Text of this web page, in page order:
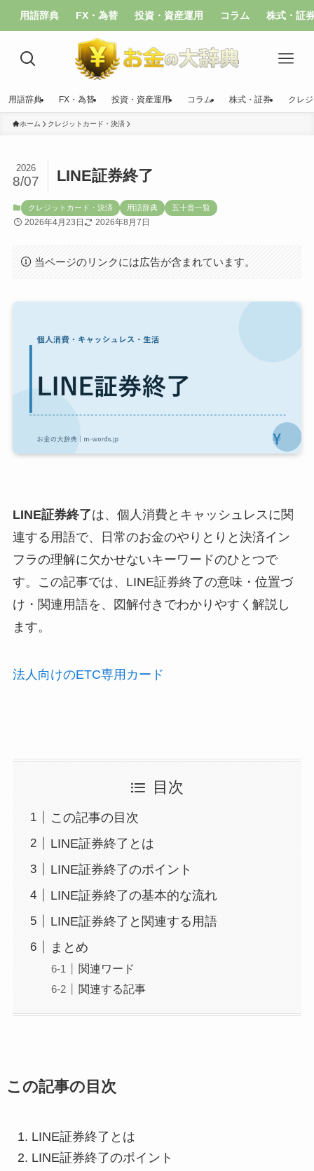
用語辞典 FX・為替 投資・資産運用 コラム 株式・証
用語辞典 FX・為替 投資・資産運用 コラム 株式・証券 クレ
ホーム クレジットカード・決済
LINE証券終了
2026
8/07
クレジットカード・決済 用語辞典 五十音一覧
2026年4月23日 2026年8月7日
当ページのリンクには広告が含まれています。
LINE証券終了は、個人消費とキャッシュレスに関
連する用語で、日常のお金のやりとりと決済イン
フラの理解に欠かせないキーワードのひとつで
す。この記事では、LINE証券終了の意味・位置づ
け・関連用語を、図解付きでわかりやすく解説し
ます。
法人向けのETC専用カード
目次
この記事の目次
LINE証券終了とは
LINE証券終了のポイント
LINE証券終了の基本的な流れ
LINE証券終了と関連する用語
まとめ
関連ワード
関連する記事
この記事の目次
LINE証券終了とは
LINE証券終了のポイント